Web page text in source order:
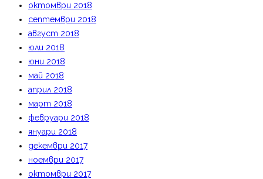
октомври 2018
септември 2018
август 2018
юли 2018
юни 2018
май 2018
април 2018
март 2018
февруари 2018
януари 2018
декември 2017
ноември 2017
октомври 2017